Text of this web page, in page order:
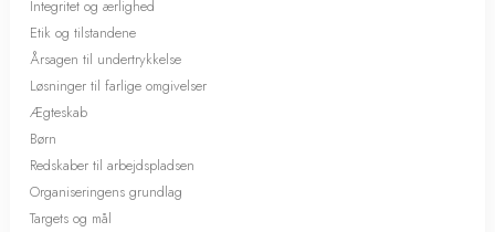
Integritet og ærlighed
Etik og tilstandene
Årsagen til undertrykkelse
Løsninger til farlige omgivelser
Ægteskab
Børn
Redskaber til arbejdspladsen
Organiseringens grundlag
Targets og mål